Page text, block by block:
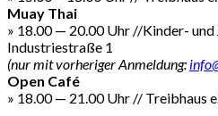
Muay Thai
» 18.00 — 20.00 Uhr //Kinder-
Industriestraße 1
(nur mit vorheriger Anmeldung:
Open Café
» 18.00 — 21.00 Uhr // Treibhaus